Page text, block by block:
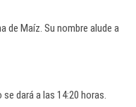
de Maíz. Su nombre alude a
dará a las 14:20 horas.